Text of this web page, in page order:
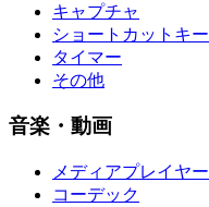
キャプチャ
ショートカットキー
タイマー
その他
音楽・動画
メディアプレイヤー
コーデック